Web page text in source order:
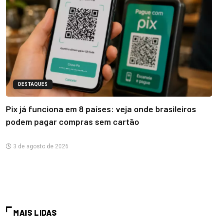
DESTAQUES
Pix já funciona em 8 países: veja onde brasileiros
podem pagar compras sem cartão
3 de agosto de 2026
MAIS LIDAS